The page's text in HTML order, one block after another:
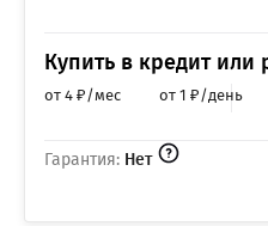
Гарантия: Нет
Купить в кредит или
от 4 ₽/мес от 1 ₽/день